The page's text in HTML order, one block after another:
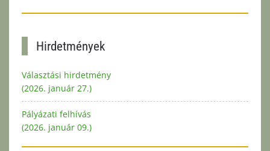
Hirdetmények
Választási hirdetmény
(2026. január 27.)
Pályázati felhívás
(2026. január 09.)